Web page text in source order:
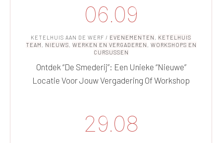
06.09
KETELHUIS AAN DE WERF / EVENEMENTEN , KETELHUIS
TEAM , NIEUWS, WERKEN EN VERGADEREN , WORKSHOPS EN
CURSUSSEN
Ontdek “De Smederij”: Een Unieke “nieuwe”
Locatie Voor Jouw Vergadering Of Workshop
29.08